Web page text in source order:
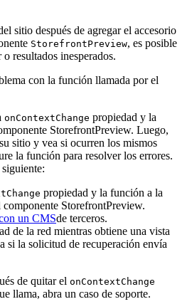
sitio después de agregar el accesorio
StorefrontPreview, es posible
resultados inesperados.
con la función llamada por el
onContextChange propiedad y la
StorefrontPreview. Luego,
sitio y vea si ocurren los mismos
la función para resolver los errores.
propiedad y la función a la
StorefrontPreview.
un CMSde terceros.
de la red mientras obtiene una vista
si la solicitud de recuperación envía
de quitar el onContextChange
llama, abra un caso de soporte.